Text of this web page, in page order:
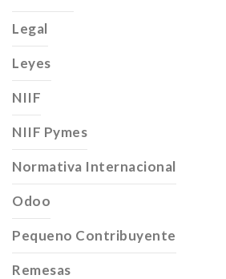
Legal
Leyes
NIIF
NIIF Pymes
Normativa Internacional
Odoo
Pequeno Contribuyente
Remesas